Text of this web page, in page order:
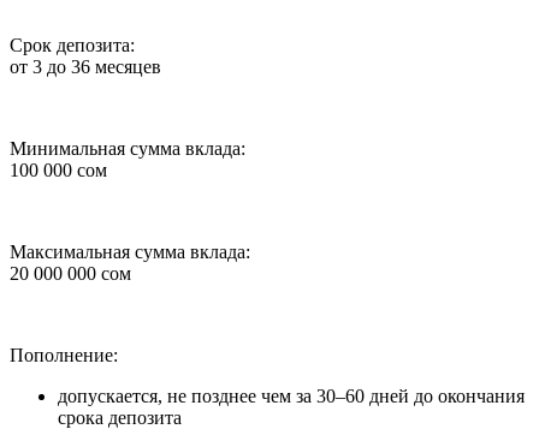
Срок депозита:
от 3 до 36 месяцев
Минимальная сумма вклада:
100 000 сом
Максимальная сумма вклада:
20 000 000 сом
Пополнение:
допускается, не позднее чем за 30–60 дней до окончания
срока депозита